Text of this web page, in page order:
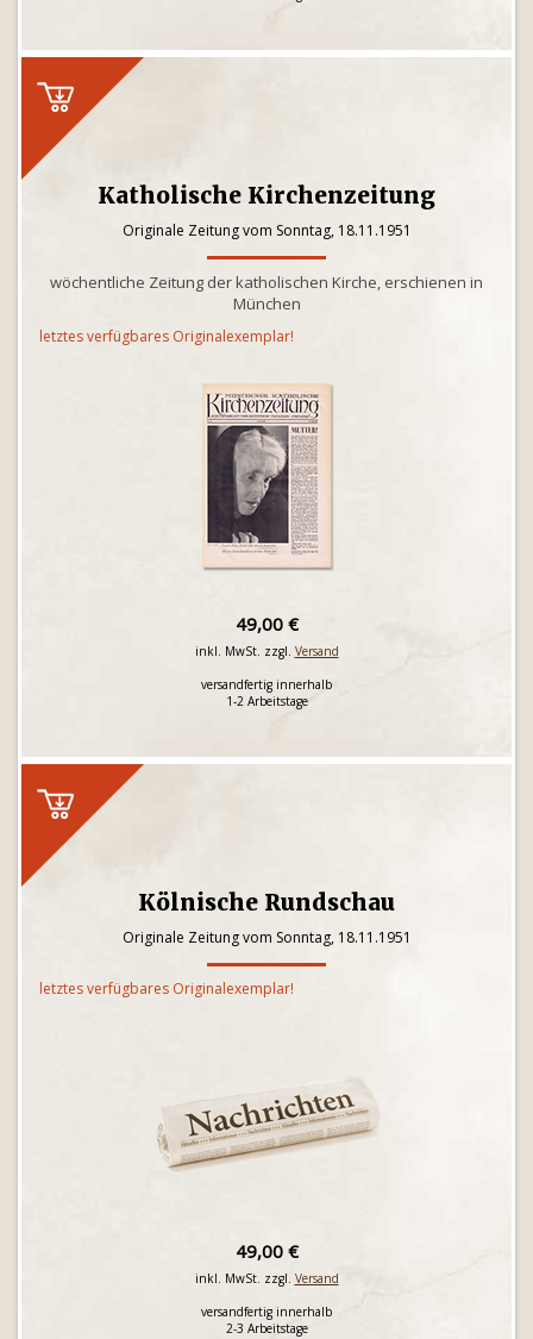
Katholische Kirchenzeitung
Originale Zeitung vom Sonntag, 18.11.1951
wöchentliche Zeitung der katholischen Kirche, erschienen in
München
letztes verfügbares Originalexemplar!
49,00 €
inkl. MwSt. zzgl. Versand
versandfertig innerhalb
1-2 Arbeitstage
Kölnische Rundschau
Originale Zeitung vom Sonntag, 18.11.1951
letztes verfügbares Originalexemplar!
49,00 €
inkl. MwSt. zzgl. Versand
versandfertig innerhalb
2-3 Arbeitstage